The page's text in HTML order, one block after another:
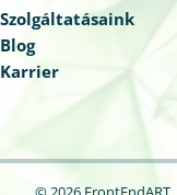
Szolgáltatásaink
Blog
Karrier